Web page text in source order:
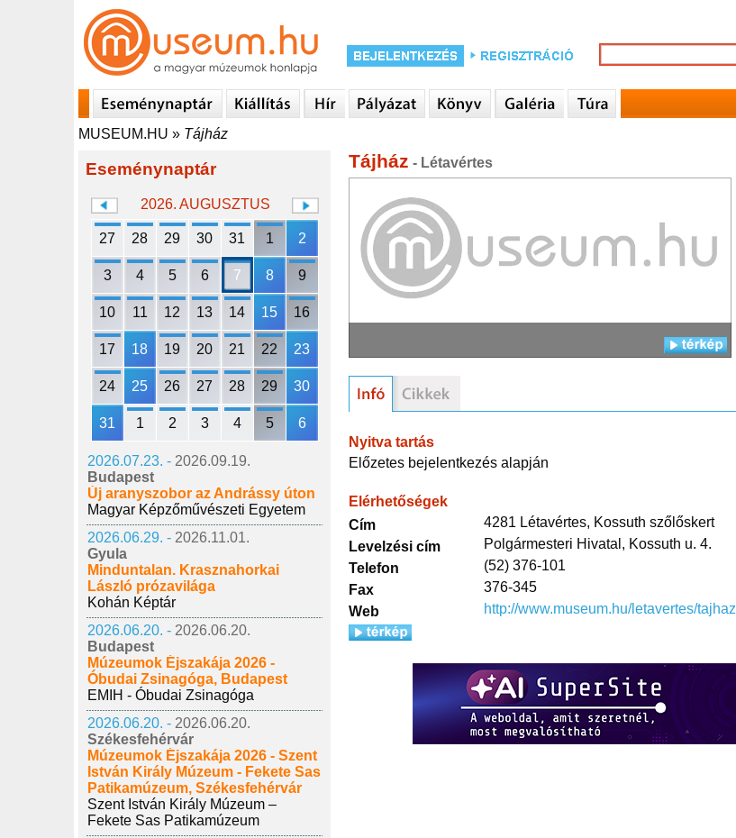
MUSEUM.HU » Tájház
Eseménynaptár
2026. AUGUSZTUS
27 28 29 30 31 1 2
3 4 5 6 7 8 9
10 11 12 13 14 15 16
17 18 19 20 21 22 23
24 25 26 27 28 29 30
31 1 2 3 4 5 6
2026.07.23. - 2026.09.19.
Budapest
Új aranyszobor az Andrássy úton
Magyar Képzőművészeti Egyetem
2026.06.29. - 2026.11.01.
Gyula
Minduntalan. Krasznahorkai
László prózavilága
Kohán Képtár
2026.06.20. - 2026.06.20.
Budapest
Múzeumok Éjszakája 2026 -
Óbudai Zsinagóga, Budapest
EMIH - Óbudai Zsinagóga
2026.06.20. - 2026.06.20.
Székesfehérvár
Múzeumok Éjszakája 2026 - Szent
István Király Múzeum - Fekete Sas
Patikamúzeum, Székesfehérvár
Szent István Király Múzeum –
Fekete Sas Patikamúzeum
Tájház - Létavértes
Nyitva tartás
Előzetes bejelentkezés alapján
Elérhetőségek
Cím
4281 Létavértes, Kossuth szőlőskert
Levelzési cím
Polgármesteri Hivatal, Kossuth u. 4.
Telefon
(52) 376-101
Fax
376-345
Web
http://www.museum.hu/letavertes/tajhaz